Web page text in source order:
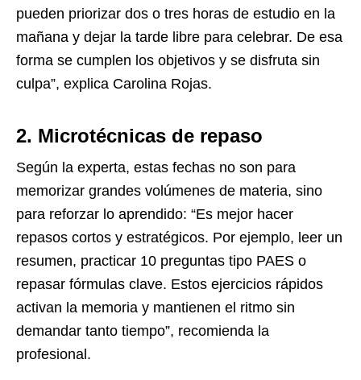
pueden priorizar dos o tres horas de estudio en la
mañana y dejar la tarde libre para celebrar. De esa
forma se cumplen los objetivos y se disfruta sin
culpa”, explica Carolina Rojas.
2. Microtécnicas de repaso
Según la experta, estas fechas no son para
memorizar grandes volúmenes de materia, sino
para reforzar lo aprendido: “Es mejor hacer
repasos cortos y estratégicos. Por ejemplo, leer un
resumen, practicar 10 preguntas tipo PAES o
repasar fórmulas clave. Estos ejercicios rápidos
activan la memoria y mantienen el ritmo sin
demandar tanto tiempo”, recomienda la
profesional.